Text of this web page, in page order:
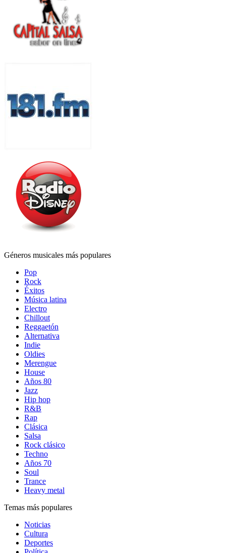
Géneros musicales más populares
Pop
Rock
Éxitos
Música latina
Electro
Chillout
Reggaetón
Alternativa
Indie
Oldies
Merengue
House
Años 80
Jazz
Hip hop
R&B
Rap
Clásica
Salsa
Rock clásico
Techno
Años 70
Soul
Trance
Heavy metal
Temas más populares
Noticias
Cultura
Deportes